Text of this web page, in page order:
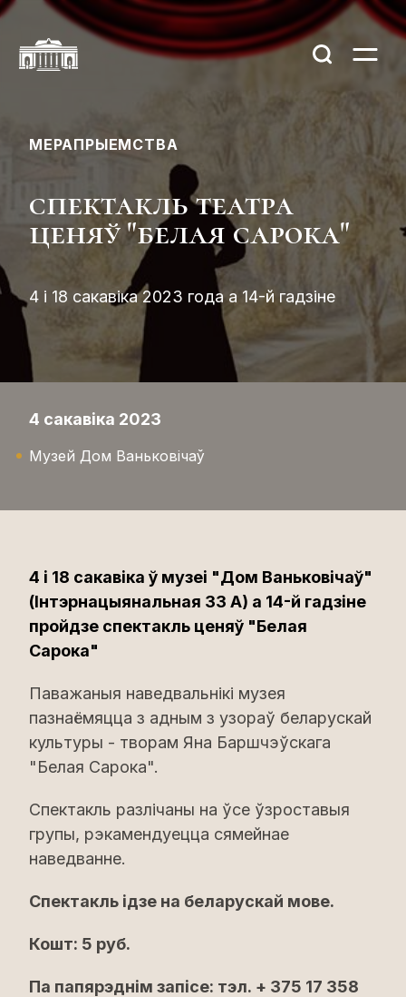
МЕРАПРЫЕМСТВА
спектакль театра
ценяў "белая сарока"
4 і 18 сакавіка 2023 года а 14-й гадзіне
4 сакавіка 2023
Музей Дом Ваньковічаў
4 і 18 сакавіка ў музеі "Дом Ваньковічаў"
(Інтэрнацыянальная 33 А) а 14-й гадзіне
пройдзе спектакль ценяў "Белая
Сарока"
Паважаныя наведвальнікі музея
пазнаёмяцца з адным з узораў беларускай
культуры - творам Яна Баршчэўскага
"Белая Сарока".
Спектакль разлічаны на ўсе ўзроставыя
групы, рэкамендуецца сямейнае
наведванне.
Спектакль ідзе на беларускай мове.
Кошт: 5 руб.
Па папярэднім запісе: тэл. + 375 17 358